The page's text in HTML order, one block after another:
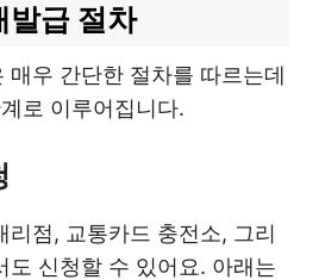
발급 절차
매우 간단한 절차를 따르는데
로 이루어집니다.
리점, 교통카드 충전소, 그리
도 신청할 수 있어요. 아래는